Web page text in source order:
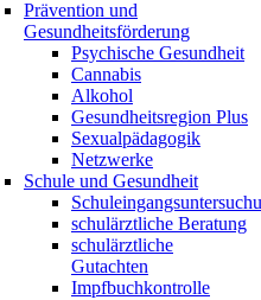
Prävention und
Gesundheitsförderung
Psychische Gesundheit
Cannabis
Alkohol
Gesundheitsregion Plus
Sexualpädagogik
Netzwerke
Schule und Gesundheit
schulärztliche Beratung
schulärztliche
Gutachten
Impfbuchkontrolle